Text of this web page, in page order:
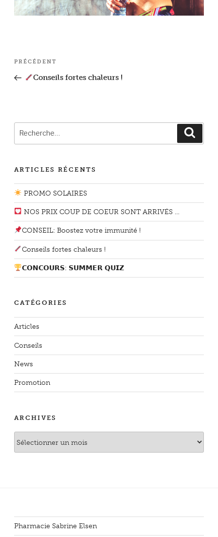
Navigation
l’article
Article
précédent
PRÉCÉDENT
Conseils fortes chaleurs !
ARTICLES RÉCENTS
PROMO SOLAIRES
NOS PRIX COUP DE COEUR SONT ARRIVÉS …
CONSEIL: Boostez votre immunité !
Conseils fortes chaleurs !
𝗖𝗢𝗡𝗖𝗢𝗨𝗥𝗦: 𝗦𝗨𝗠𝗠𝗘𝗥 𝗤𝗨𝗜𝗭
CATÉGORIES
Articles
Conseils
News
Promotion
ARCHIVES
Pharmacie Sabrine Elsen